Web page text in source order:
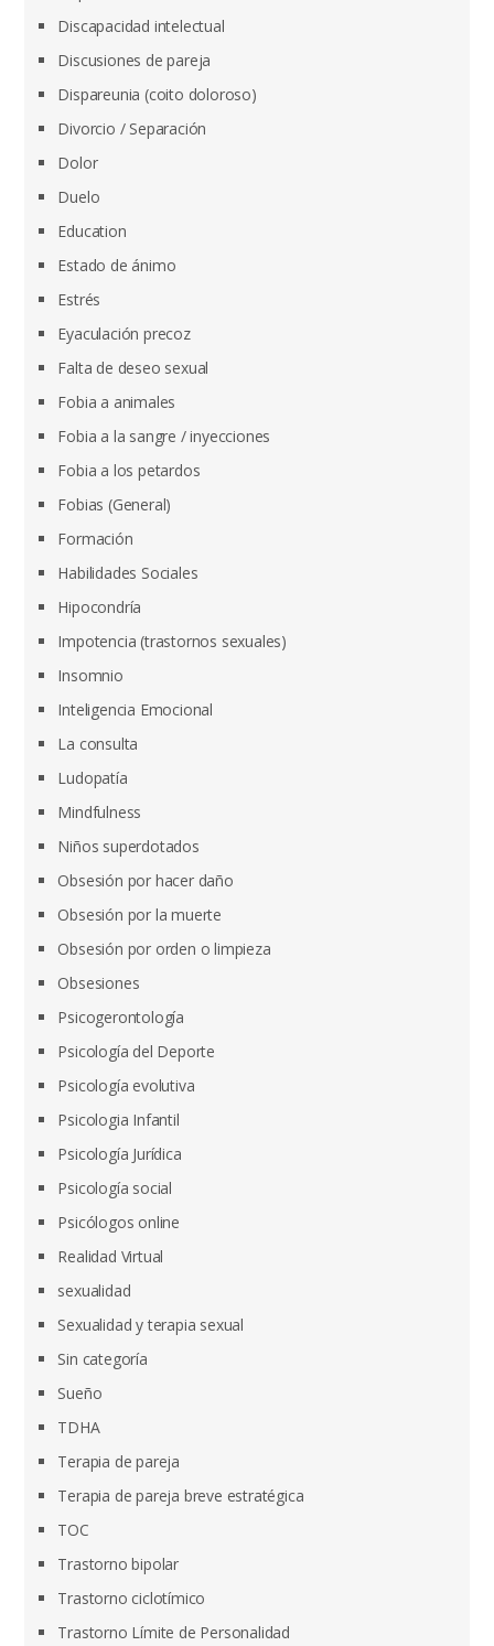
Discapacidad intelectual
Discusiones de pareja
Dispareunia (coito doloroso)
Divorcio / Separación
Dolor
Duelo
Education
Estado de ánimo
Estrés
Eyaculación precoz
Falta de deseo sexual
Fobia a animales
Fobia a la sangre / inyecciones
Fobia a los petardos
Fobias (General)
Formación
Habilidades Sociales
Hipocondría
Impotencia (trastornos sexuales)
Insomnio
Inteligencia Emocional
La consulta
Ludopatía
Mindfulness
Niños superdotados
Obsesión por hacer daño
Obsesión por la muerte
Obsesión por orden o limpieza
Obsesiones
Psicogerontología
Psicología del Deporte
Psicología evolutiva
Psicologia Infantil
Psicología Jurídica
Psicología social
Psicólogos online
Realidad Virtual
sexualidad
Sexualidad y terapia sexual
Sin categoría
Sueño
TDHA
Terapia de pareja
Terapia de pareja breve estratégica
TOC
Trastorno bipolar
Trastorno ciclotímico
Trastorno Límite de Personalidad